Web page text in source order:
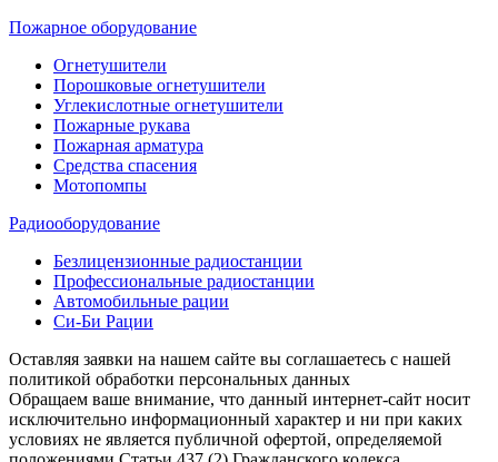
Пожарное оборудование
Огнетушители
Порошковые огнетушители
Углекислотные огнетушители
Пожарные рукава
Пожарная арматура
Средства спасения
Мотопомпы
Радиооборудование
Безлицензионные радиостанции
Профессиональные радиостанции
Автомобильные рации
Си-Би Рации
Оставляя заявки на нашем сайте вы соглашаетесь с нашей
политикой обработки персональных данных
Обращаем ваше внимание, что данный интернет-сайт носит
исключительно информационный характер и ни при каких
условиях не является публичной офертой, определяемой